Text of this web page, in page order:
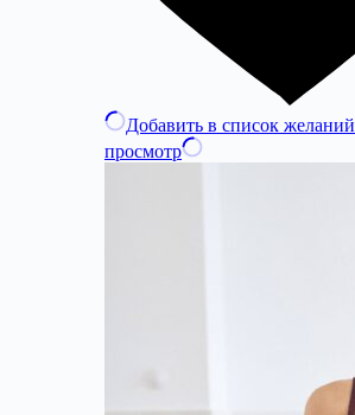
Добавить в список желаний
просмотр